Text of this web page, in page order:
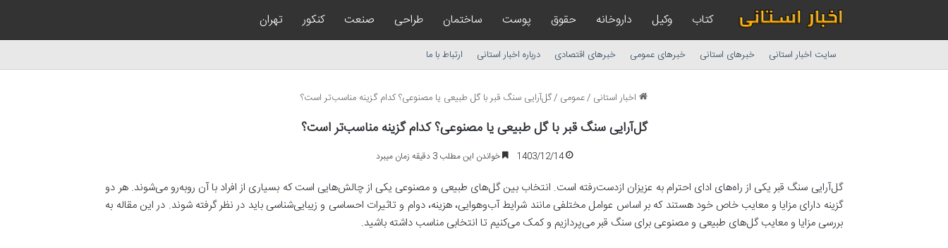
کتاب وکیل داروخانه حقوق پوست ساختمان طراحی صنعت کنکور تهران
سایت اخبار استانی خبرهای استانی خبرهای عمومی خبرهای اقتصادی درباره اخبار استانی ارتباط با ما
اخبار استانی /عمومی /گل‌آرایی سنگ قبر با گل طبیعی یا مصنوعی؟ کدام گزینه مناسب‌تر است؟
گل‌آرایی سنگ قبر با گل طبیعی یا مصنوعی؟ کدام گزینه مناسب‌تر است؟
1403/12/14 خواندن این مطلب 3 دقیقه زمان میبرد
گل‌آرایی سنگ قبر یکی از راه‌های ادای احترام به عزیزان ازدست‌رفته است. انتخاب بین گل‌های طبیعی و مصنوعی یکی از چالش‌هایی است که بسیاری از افراد با آن روبه‌رو می‌شوند. هر دو
گزینه دارای مزایا و معایب خاص خود هستند که بر اساس عوامل مختلفی مانند شرایط آب‌وهوایی، هزینه، دوام و تاثیرات احساسی و زیبایی‌شناسی باید در نظر گرفته شوند. در این مقاله به
بررسی مزایا و معایب گل‌های طبیعی و مصنوعی برای سنگ قبر می‌پردازیم و کمک می‌کنیم تا انتخابی مناسب داشته باشید.